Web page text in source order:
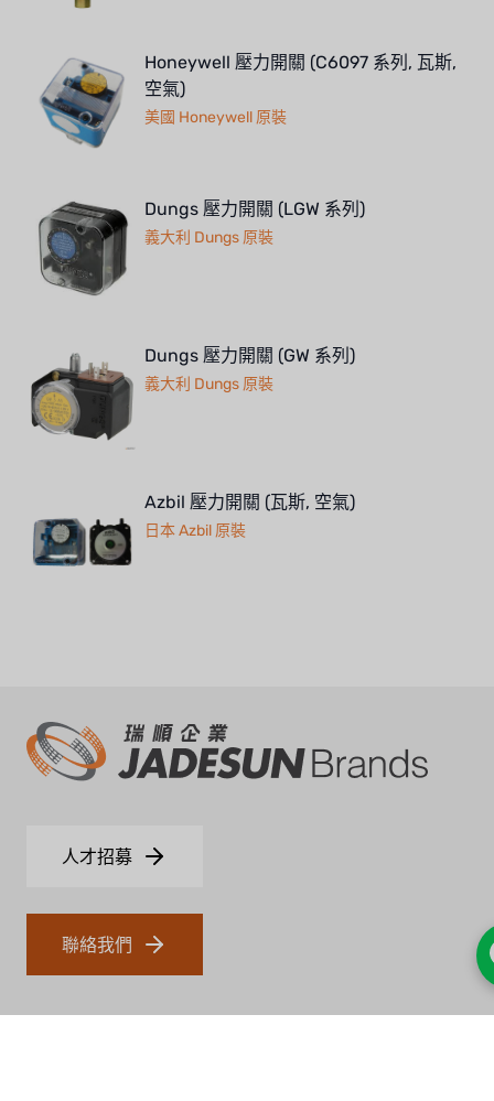
Honeywell 壓力開關 (C6097 系列, 瓦斯,
空氣)
美國 Honeywell 原裝
Dungs 壓力開關 (LGW 系列)
義大利 Dungs 原裝
Dungs 壓力開關 (GW 系列)
義大利 Dungs 原裝
Azbil 壓力開關 (瓦斯, 空氣)
日本 Azbil 原裝
人才招募
聯絡我們